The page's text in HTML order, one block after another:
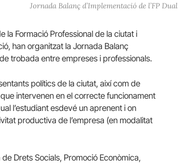
Jornada Balanç d’Implementació de l’FP Dual
la Formació Professional de la ciutat i
han organitzat la Jornada Balanç
trobada entre empreses i professionals.
polítics de la ciutat, així com de
intervenen en el correcte funcionament
l’estudiant esdevé un aprenent i on
productiva de l’empresa (en modalitat
Drets Socials, Promoció Econòmica,